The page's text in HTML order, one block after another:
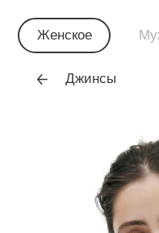
Женское
Джинсы